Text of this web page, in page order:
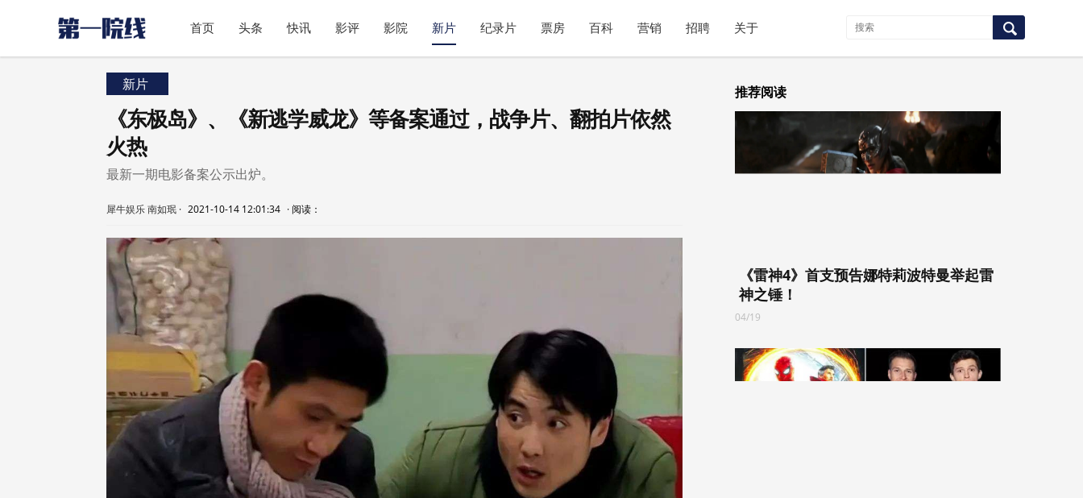
首页 头条 快讯 影评 影院 新片 纪录片 票房 百科 营销 招聘 关于
新片
《东极岛》、《新逃学威龙》等备案通过，战争片、翻拍片依然
火热
最新一期电影备案公示出炉。
犀牛娱乐 南如珉 · 2021-10-14 12:01:34 ·阅读：
推荐阅读
《雷神4》首支预告娜特莉波特曼举起雷
神之锤！
04/19